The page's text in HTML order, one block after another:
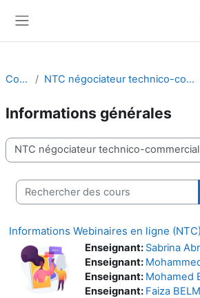
Cours NTC négociateur technico-commercial
Informations générales
Catégories de cours
Rechercher des cours
Informations Webinaires en ligne (NTC)
Enseignant: Sabrina
Enseignant:
Enseignant: Mohamed
Enseignant: Faiza